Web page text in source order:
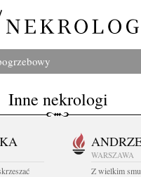
Inne nekrologi
WARSZAWA
Z wielkim